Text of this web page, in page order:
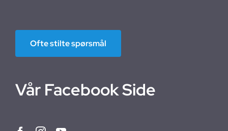
Ofte stilte spørsmål
Vår Facebook Side